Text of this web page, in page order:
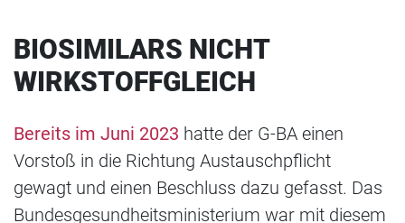
BIOSIMILARS NICHT
WIRKSTOFFGLEICH
Bereits im Juni 2023 hatte der G-BA einen
Vorstoß in die Richtung Austauschpflicht
gewagt und einen Beschluss dazu gefasst. Das
Bundesgesundheitsministerium war mit diesem